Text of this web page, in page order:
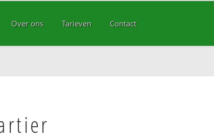
Over ons Tarieven Contact